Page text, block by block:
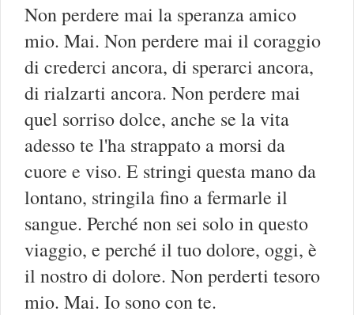
Non perdere mai la speranza amico
mio. Mai. Non perdere mai il coraggio
di crederci ancora, di sperarci ancora,
di rialzarti ancora. Non perdere mai
quel sorriso dolce, anche se la vita
adesso te l'ha strappato a morsi da
cuore e viso. E stringi questa mano da
lontano, stringila fino a fermarle il
sangue. Perché non sei solo in questo
viaggio, e perché il tuo dolore, oggi, è
il nostro di dolore. Non perderti tesoro
mio. Mai. Io sono con te.